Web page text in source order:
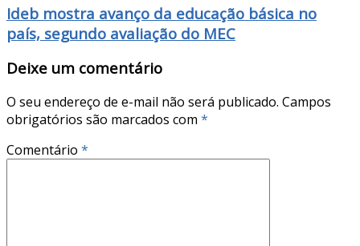
Ideb mostra avanço da educação básica no
país, segundo avaliação do MEC
Deixe um comentário
O seu endereço de e-mail não será publicado. Campos
obrigatórios são marcados com *
Comentário *